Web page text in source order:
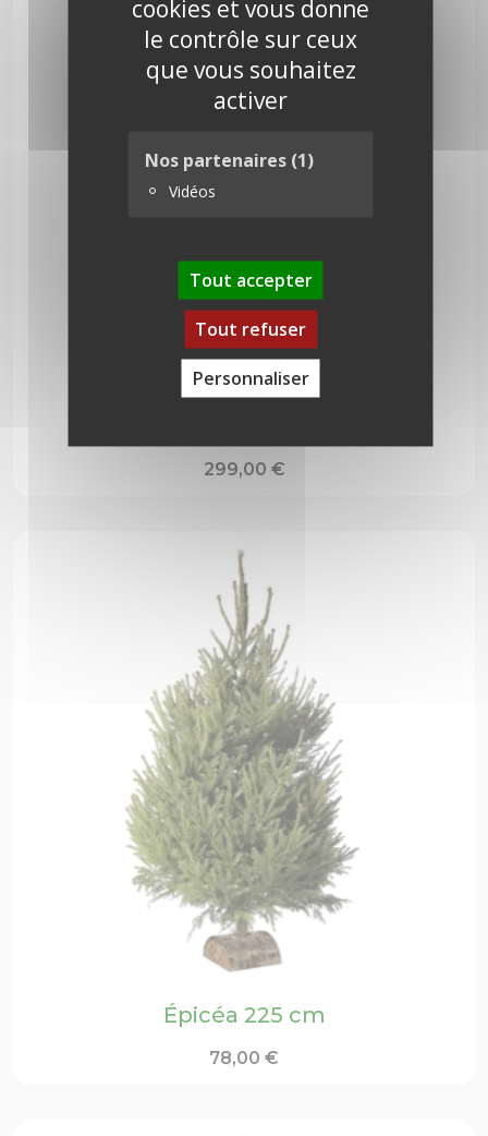
cookies et vous donne
le contrôle sur ceux
que vous souhaitez
activer
Nos partenaires (1)
Vidéos
Tout accepter
Tout refuser
Personnaliser
299,00 €
Épicéa 225 cm
78,00 €